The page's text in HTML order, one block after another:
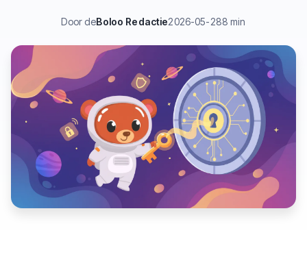
Door deBoloo Redactie2026-05-288 min